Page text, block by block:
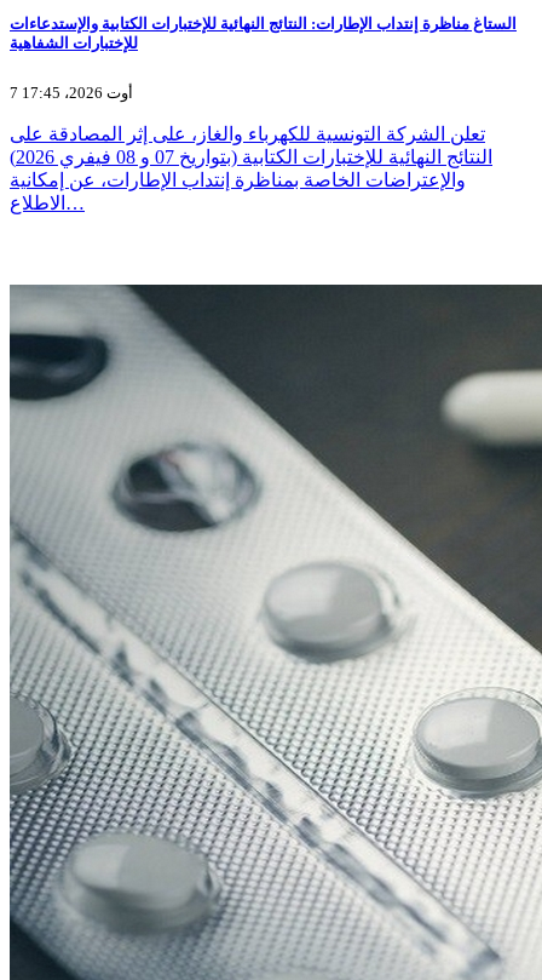
الستاغ مناظرة إنتداب الإطارات: النتائج النهائية للإختبارات الكتابية والإستدعاءات
للإختبارات الشفاهية
7 أوت 2026، 17:45
تعلن الشركة التونسية للكهرباء والغاز، على إثر المصادقة على
النتائج النهائية للإختبارات الكتابية (بتواريخ 07 و 08 فيفري 2026)
والإعتراضات الخاصة بمناظرة إنتداب الإطارات، عن إمكانية
الاطلاع…